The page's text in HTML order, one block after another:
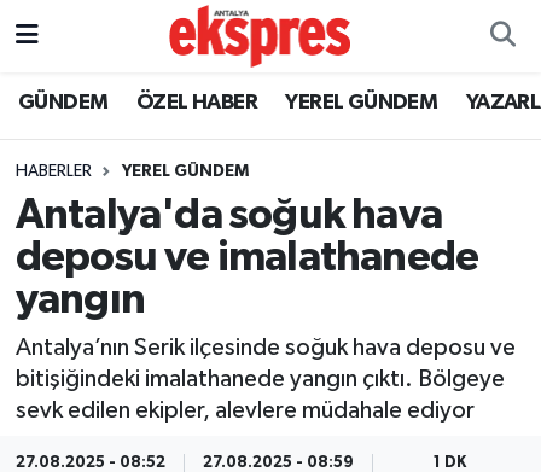
GÜNDEM ÖZEL HABER YEREL GÜNDEM
HABERLER YEREL GÜNDEM
Antalya'da soğuk hava
deposu ve imalathanede
yangın
Antalya’nın Serik ilçesinde soğuk hava deposu ve
bitişiğindeki imalathanede yangın çıktı. Bölgeye
sevk edilen ekipler, alevlere müdahale ediyor
27.08.2025 - 08:52 27.08.2025 - 08:59 1 DK
ÖZEL HABER
YEREL GÜNDEM
EKONOMİ
KÜLTÜR - SANAT
SPOR
SİYASET
Nöbetçi Eczaneler
Trafik Durumu
Süper Lig Puan Durumu ve Fikstür
Tüm Manşetler
Son Dakika Haberleri
Haber Arşivi